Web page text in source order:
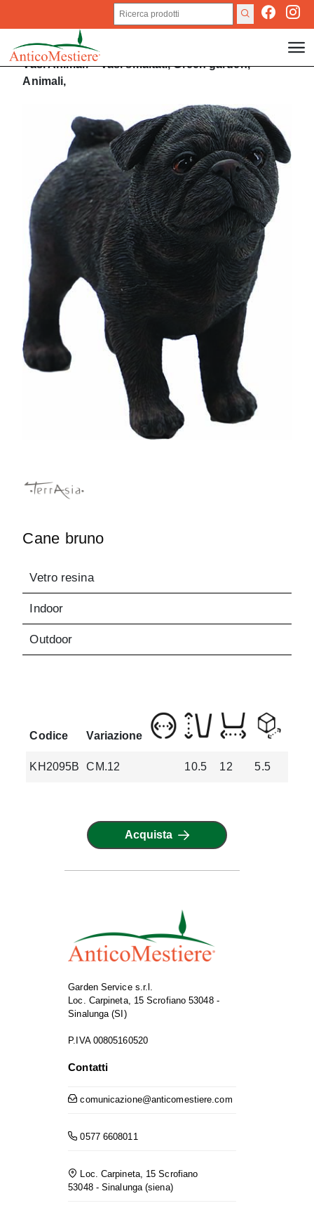
VasiAnimali>Vasi smaltati,Green garden,
Animali,
Cane bruno
Vetro resina
Indoor
Outdoor
Codice Variazione
KH2095B CM.12 10.5 12 5.5
Acquista
Garden Service s.r.l.
Loc. Carpineta, 15 Scrofiano 53048 -
Sinalunga (SI)
P.IVA 00805160520
Contatti
comunicazione@anticomestiere.com
0577 6608011
Loc. Carpineta, 15 Scrofiano
53048 - Sinalunga (siena)